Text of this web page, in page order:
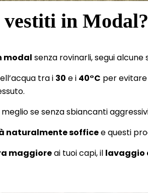
vestiti in Modal?
modal senza rovinarli, segui alcune
tra i 30 e i 40°C per
meglio se senza sbiancanti
naturalmente sofficee questi
maggioreai tuoi capi, il lavaggio